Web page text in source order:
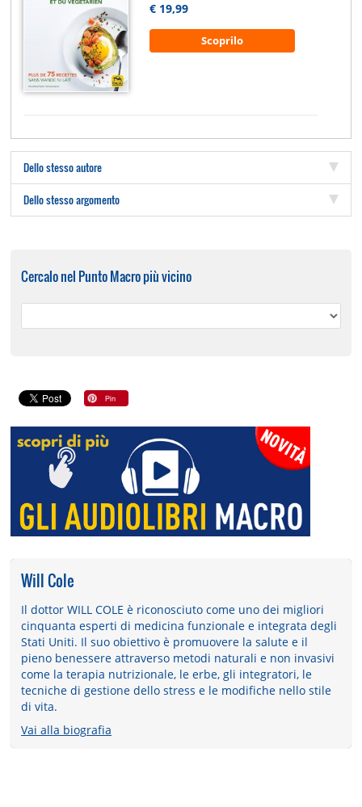
€ 19,99
Scoprilo
Dello stesso autore
Dello stesso argomento
Cercalo nel Punto Macro più vicino
Will Cole
Il dottor WILL COLE è riconosciuto come uno dei migliori
cinquanta esperti di medicina funzionale e integrata degli
Stati Uniti. Il suo obiettivo è promuovere la salute e il
pieno benessere attraverso metodi naturali e non invasivi
come la terapia nutrizionale, le erbe, gli integratori, le
tecniche di gestione dello stress e le modifiche nello stile
di vita.
Vai alla biografia